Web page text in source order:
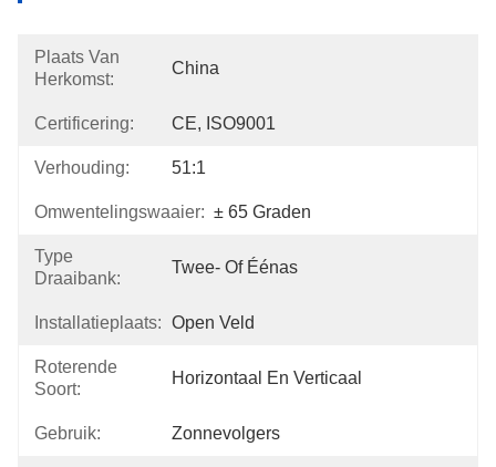
Plaats Van
Herkomst:
China
Certificering: CE, ISO9001
Verhouding: 51:1
Omwentelingswaaier: ± 65 Graden
Type
Draaibank:
Twee- Of Éénas
Installatieplaats: Open Veld
Roterende
Soort:
Horizontaal En Verticaal
Gebruik: Zonnevolgers